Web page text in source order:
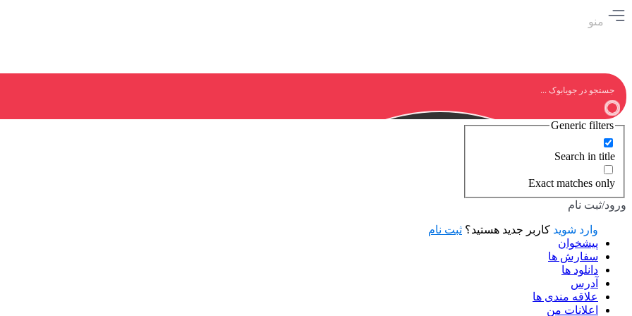
منو
Generic filters
Search in title
Exact matches only
ورود/ثبت نام
وارد شوید کاربر جدید هستید؟ ثبت نام
پیشخوان
سفارش ها
دانلود ها
آدرس
علاقه مندی ها
اعلانات من